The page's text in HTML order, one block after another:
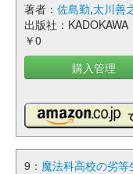
著者： 佐島勤,太川善
出版社：KADOKAWA
￥0
購入管理
9： 魔法科高校の劣